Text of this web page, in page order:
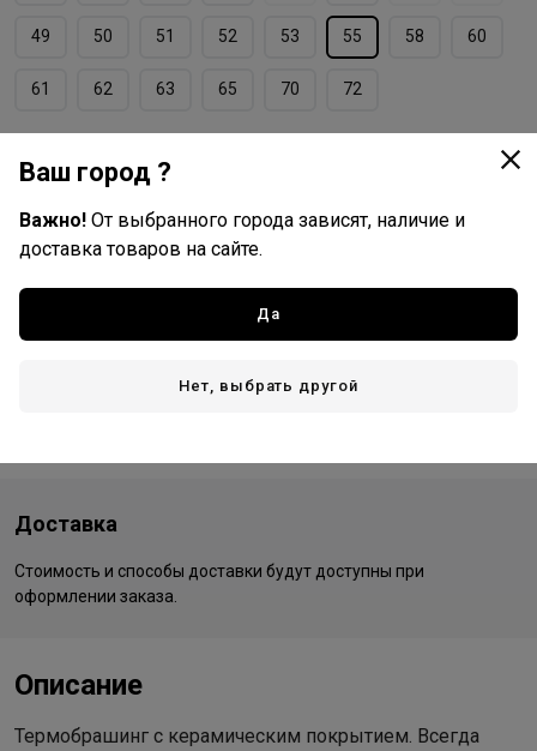
49 50 51 52 53 55 58 60
61 62 63 65 70 72
изогнутая
Dewal PRO
Тайвань (Китай) - страна производства
Доставка
Стоимость и способы доставки будут доступны при
оформлении заказа.
Описание
Термобрашинг с керамическим покрытием. Всегда
Ваш город ?
Важно! От выбранного города зависят, наличие и
доставка товаров на сайте.
Да
Нет, выбрать другой